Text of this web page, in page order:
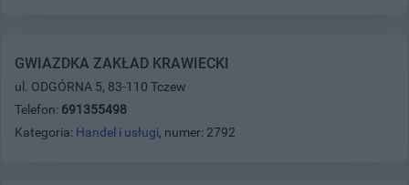
GWIAZDKA ZAKŁAD KRAWIECKI
ul. ODGÓRNA 5, 83-110 Tczew
Telefon: 691355498
Kategoria: Handel i usługi, numer: 2792